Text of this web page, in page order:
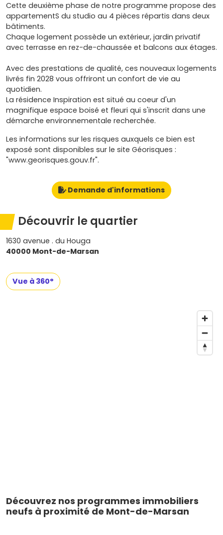
Cette deuxième phase de notre programme propose des
appartementS du studio au 4 pièces répartis dans deux
bâtiments.
Chaque logement possède un extérieur, jardin privatif
avec terrasse en rez-de-chaussée et balcons aux étages.
Avec des prestations de qualité, ces nouveaux logements
livrés fin 2028 vous offriront un confort de vie au
quotidien.
La résidence Inspiration est situé au coeur d'un
magnifique espace boisé et fleuri qui s'inscrit dans une
démarche environnementale recherchée.
Les informations sur les risques auxquels ce bien est
exposé sont disponibles sur le site Géorisques :
"www.georisques.gouv.fr".
Demande d'informations
Découvrir le quartier
1630 avenue . du Houga
40000 Mont-de-Marsan
Vue à 360°
Découvrez nos programmes immobiliers
neufs à proximité de Mont-de-Marsan